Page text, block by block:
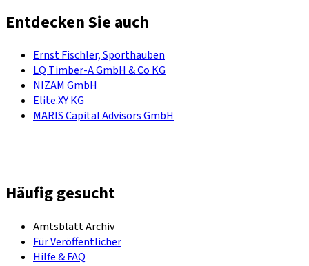
Entdecken Sie auch
Ernst Fischler, Sporthauben
LQ Timber-A GmbH & Co KG
NIZAM GmbH
Elite.XY KG
MARIS Capital Advisors GmbH
Häufig gesucht
Amtsblatt Archiv
Für Veröffentlicher
Hilfe & FAQ